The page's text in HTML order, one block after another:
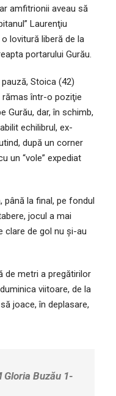
amfitrionii aveau să
Laurenţiu
lovitură liberă de la
portarului Gurău.
Stoica (42)
rămas într-o poziţie
Gurău, dar, în schimb,
echilibrul, ex-
după un corner
un “vole” expediat
la final, pe fondul
jocul a mai
clare de gol nu şi-au
de metri a pregătirilor
viitoare, de la
joace, în deplasare,
Gloria Buzău 1-